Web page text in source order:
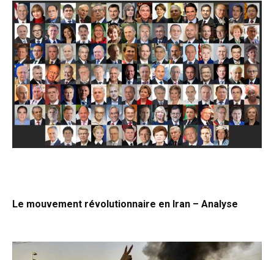
Le mouvement révolutionnaire en Iran – Analyse